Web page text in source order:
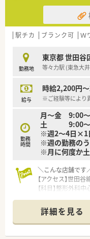
【職場環境と雰囲気
■駅から店舗まで
されている落ち着
コミュニケーショ
■現在は経験豊富
できる落ち着いた
駅チカ ブランク可 Ｗ
勤務地
東京都 世田谷
等々力駅 (東急大
給与
時給2,200円
※ご経験等により
勤務
時間
月～金 9:00
土 9:00～
※週2～4日×1
※週の勤務の
※月に何度か
＼こんな店舗です
【アクセス】世田
【科目】整形外科
【薬剤師】常勤1名
■月間200の医療
とができます！
詳細を見る